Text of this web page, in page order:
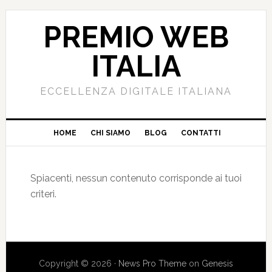
PREMIO WEB
ITALIA
ECCELLENZA DIGITALE ITALIANA
HOME CHI SIAMO BLOG CONTATTI
Spiacenti, nessun contenuto corrisponde ai tuoi
criteri.
Copyright © 2026 · News Pro Themeon Genesis